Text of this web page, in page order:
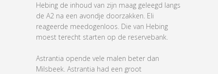
Hebing de inhoud van zijn maag geleegd langs
de A2 na een avondje doorzakken. Eli
reageerde meedogenloos. Die van Hebing
moest terecht starten op de reservebank.
Astrantia opende vele malen beter dan
Milsbeek. Astrantia had een groot